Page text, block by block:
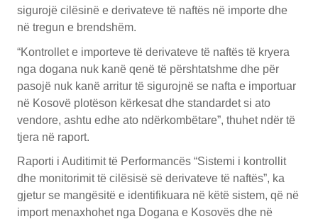
sigurojë cilësinë e derivateve të naftës në importe dhe
në tregun e brendshëm.
“Kontrollet e importeve të derivateve të naftës të kryera
nga dogana nuk kanë qenë të përshtatshme dhe për
pasojë nuk kanë arritur të sigurojnë se nafta e importuar
në Kosovë plotëson kërkesat dhe standardet si ato
vendore, ashtu edhe ato ndërkombëtare”, thuhet ndër të
tjera në raport.
Raporti i Auditimit të Performancës “Sistemi i kontrollit
dhe monitorimit të cilësisë së derivateve të naftës”, ka
gjetur se mangësitë e identifikuara në këtë sistem, që në
import menaxhohet nga Dogana e Kosovës dhe në